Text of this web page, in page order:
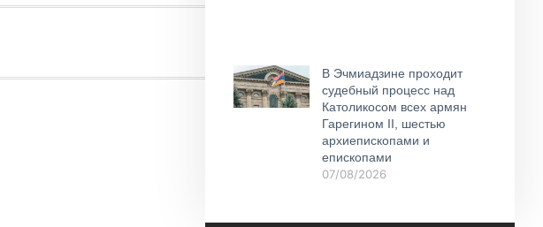
В Эчмиадзине проходит
судебный процесс над
Католикосом всех армян
Гарегином II, шестью
архиепископами и
епископами
07/08/2026